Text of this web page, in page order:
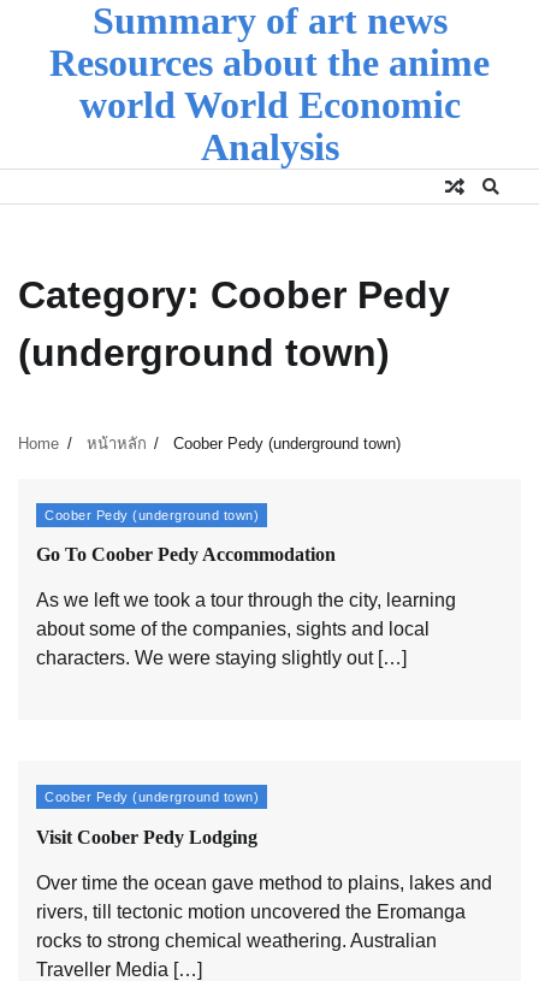
content
Summary of art news
Resources about the anime
world World Economic
Analysis
Category: Coober Pedy
(underground town)
Home หน้าหลัก Coober Pedy (underground town)
Coober Pedy (underground town)
Go To Coober Pedy Accommodation
As we left we took a tour through the city, learning
about some of the companies, sights and local
characters. We were staying slightly out […]
Coober Pedy (underground town)
Visit Coober Pedy Lodging
Over time the ocean gave method to plains, lakes and
rivers, till tectonic motion uncovered the Eromanga
rocks to strong chemical weathering. Australian
Traveller Media […]